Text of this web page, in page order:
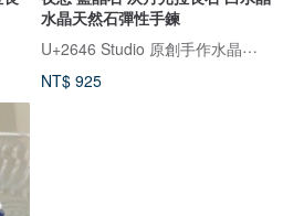
水晶天然石彈性手鍊
U+2646 Studio 原創手作水晶飾品
NT$ 925